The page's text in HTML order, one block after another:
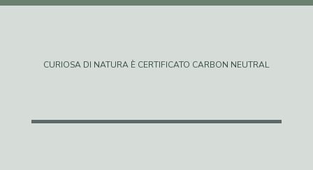
CURIOSA DI NATURA È CERTIFICATO CARBON NEUTRAL